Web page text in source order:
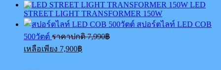
LED
STREET LIGHT TRANSFORMER 150W
สปอร์ตไลท์ LED COB
500วัตต์ ราคาปกติ7,990฿
เหลือเพียง 7,900฿
price